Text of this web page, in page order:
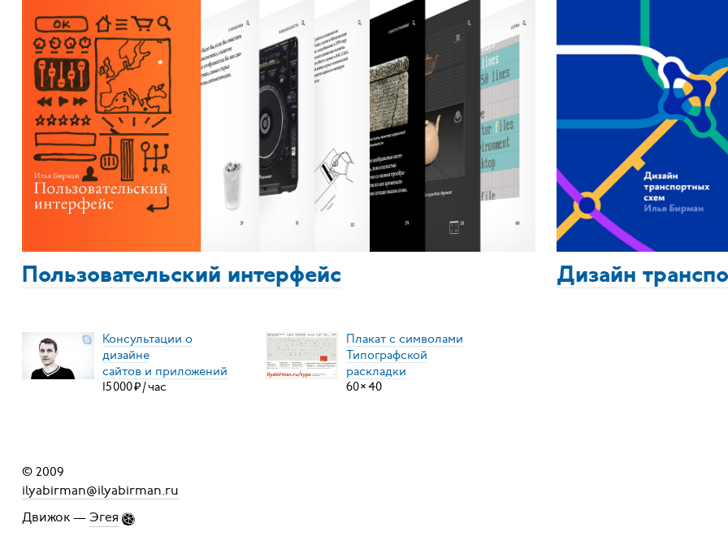
Пользовательский интерфейс Дизайн
Консультации о
дизайне
сайтов и приложений
15000₽/час
Плакат с символами
Типографской
раскладки
60×40
© 2009
ilyabirman@ilyabirman.ru
Движок — Эгея